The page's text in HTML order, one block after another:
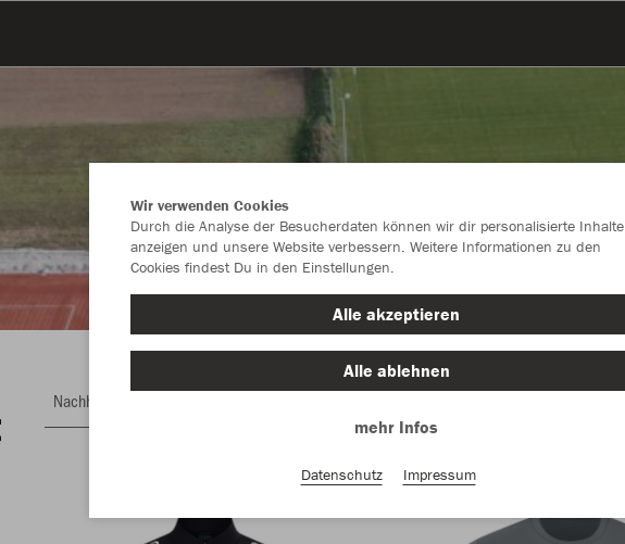
Nachhaltig
Wir verwenden Cookies
Durch die Analyse der Besucherdaten können wir dir personalisierte Inhalte
anzeigen und unsere Website verbessern. Weitere Informationen zu den
Cookies findest Du in den Einstellungen.
Alle akzeptieren
Alle ablehnen
mehr Infos
Datenschutz Impressum